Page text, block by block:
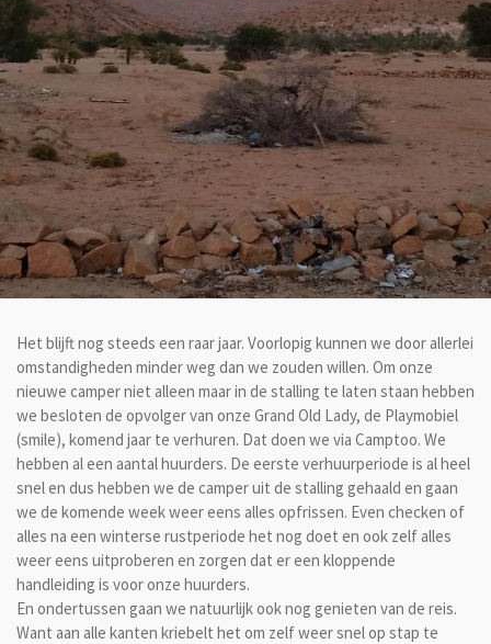
Het blijft nog steeds een raar jaar. Voorlopig kunnen we door allerlei
omstandigheden minder weg dan we zouden willen. Om onze
nieuwe camper niet alleen maar in de stalling te laten staan hebben
we besloten de opvolger van onze Grand Old Lady, de Playmobiel
(smile), komend jaar te verhuren. Dat doen we via Camptoo. We
hebben al een aantal huurders. De eerste verhuurperiode is al heel
snel en dus hebben we de camper uit de stalling gehaald en gaan
we de komende week weer eens alles opfrissen. Even checken of
alles na een winterse rustperiode het nog doet en ook zelf alles
weer eens uitproberen en zorgen dat er een kloppende
handleiding is voor onze huurders.
En ondertussen gaan we natuurlijk ook nog genieten van de reis.
Want aan alle kanten kriebelt het om zelf weer snel op stap te